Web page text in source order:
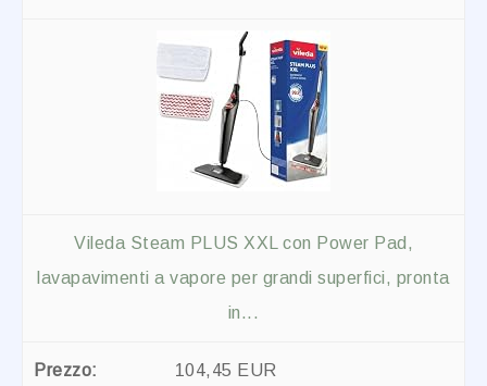
Vileda Steam PLUS XXL con Power Pad,
lavapavimenti a vapore per grandi superfici, pronta
in...
104,45 EUR